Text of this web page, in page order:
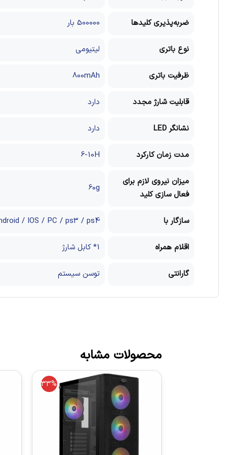
ضربه‌پذیری کلیدها 500000 بار
نوع باتری لیتیومی
ظرفیت باتری 800mAh
قابلیت شارژ مجدد دارد
نشانگر LED دارد
مدت زمان کارکرد 6-10H
میزان نیروی لازم برای
فعال سازی کلید
60g
سازگار با / IOS / PC / ps3 / ps4
اقلام همراه 1* کابل شارژ
گارانتی توسن سیستم
محصولات مشابه
33%